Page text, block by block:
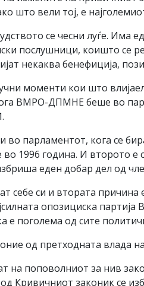
што вели тој, е
се чесни луѓе.
послушници, коишто
некаква бенефиција,
моменти кои што
ВМРО-ДПМНЕ беше во
во парламентот, кога се
1996 година. И второто
еден добар дел од
себе си и втората
опозициска
поголема од сите
од претходната влада
на поповолниот за нив
Кривичниот законик се